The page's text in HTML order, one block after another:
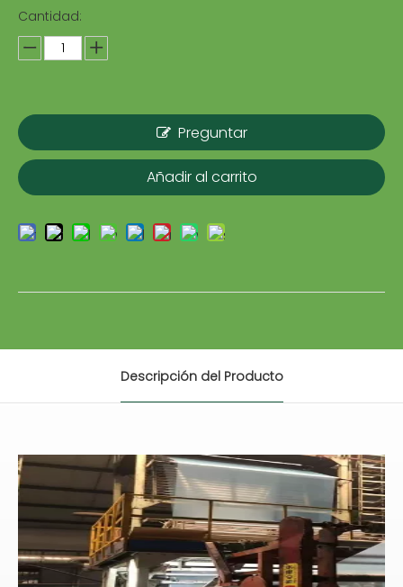
Cantidad:
Preguntar
Añadir al carrito
Descripción del Producto